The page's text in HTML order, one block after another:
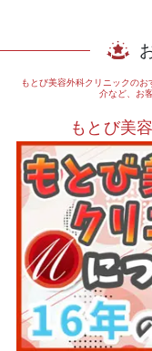
もとび美容外科クリニックの
介など、お
もとび美